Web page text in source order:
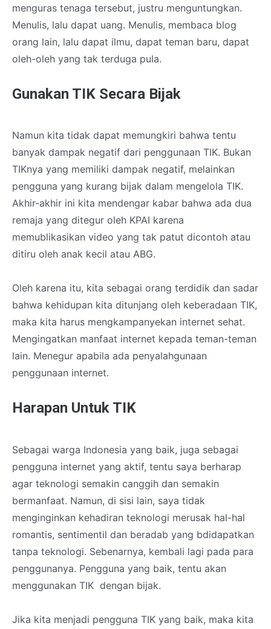
menguras tenaga tersebut, justru menguntungkan.
Menulis, lalu dapat uang. Menulis, membaca blog
orang lain, lalu dapat ilmu, dapat teman baru, dapat
oleh-oleh yang tak terduga pula.
Gunakan TIK Secara Bijak
Namun kita tidak dapat memungkiri bahwa tentu
banyak dampak negatif dari penggunaan TIK. Bukan
TIKnya yang memiliki dampak negatif, melainkan
pengguna yang kurang bijak dalam mengelola TIK.
Akhir-akhir ini kita mendengar kabar bahwa ada dua
remaja yang ditegur oleh KPAI karena
memublikasikan video yang tak patut dicontoh atau
ditiru oleh anak kecil atau ABG.
Oleh karena itu, kita sebagai orang terdidik dan sadar
bahwa kehidupan kita ditunjang oleh keberadaan TIK,
maka kita harus mengkampanyekan internet sehat.
Mengingatkan manfaat internet kepada teman-teman
lain. Menegur apabila ada penyalahgunaan
penggunaan internet.
Harapan Untuk TIK
Sebagai warga Indonesia yang baik, juga sebagai
pengguna internet yang aktif, tentu saya berharap
agar teknologi semakin canggih dan semakin
bermanfaat. Namun, di sisi lain, saya tidak
menginginkan kehadiran teknologi merusak hal-hal
romantis, sentimentil dan beradab yang bdidapatkan
tanpa teknologi. Sebenarnya, kembali lagi pada para
penggunanya. Pengguna yang baik, tentu akan
menggunakan TIK dengan bijak.
Jika kita menjadi pengguna TIK yang baik, maka kita